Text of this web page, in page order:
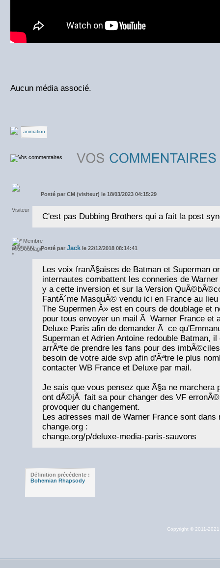
Aucun média associé.
animation
Posté par CM (visiteur) le 18/03/2023 04:15:29
C'est pas Dubbing Brothers qui a fait la post
Posté par Jack le 22/12/2018 08:14:41
Les voix franÃ§aises de Batman et Superman
internautes combattent les conneries de
y a cette inversion et sur la Version
FantÃ´me MasquÃ© vendu ici en France au
The Supermen Â» est en cours de doublage et
pour tous envoyer un mail Ã Warner France et
Deluxe Paris afin de demander Ã ce
Superman et Adrien Antoine redouble Batman,
arrÃªte de prendre les fans pour des
besoin de votre aide svp afin d'Ãªtre le plus
contacter WB France et Deluxe par mail.
Je sais que vous pensez que Ã§a ne marchera
ont dÃ©jÃ fait sa pour changer des VF
provoquer du changement.
Les adresses mail de Warner France sont
change.org :
change.org/p/deluxe-media-paris-sauvons
Définition précédente :
Bohemian Rhapsody
Copyright © 2011-